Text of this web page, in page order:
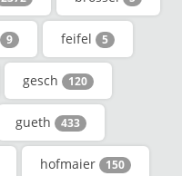
9 feifel 5
gesch 120
gueth 433
hofmaier 150